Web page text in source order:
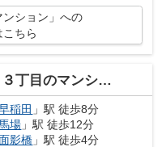
ンション」への
ちら
目のマンション
稲田 」駅 徒歩8分
場 」駅 徒歩12分
影橋 」駅 徒歩4分